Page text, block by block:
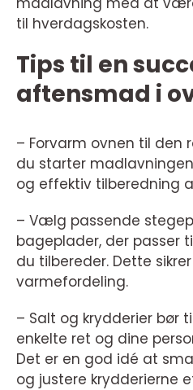
til hverdagskosten.
Tips til en
aftensmad i
– Forvarm ovnen til den
du starter
og effektiv tilberedning
– Vælg passende
bageplader, der passer
du tilbereder. Dette
varmefordeling.
– Salt og krydderier bør
enkelte ret og dine
Det er en god idé at
og justere krydderierne